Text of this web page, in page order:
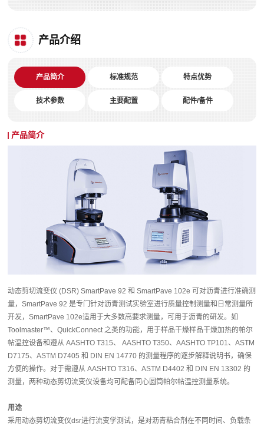
产品介绍
产品简介 标准规范 特点优势
技术参数 主要配置 配件/备件
产品简介
动态剪切流变仪 (DSR) SmartPave 92 和 SmartPave 102e 可对沥青进行准确测
量，SmartPave 92 是专门针对沥青测试实验室进行质量控制测量和日常测量所
开发，SmartPave 102e适用于大多数高要求测量，可用于沥青的研发。如
Toolmaster™、QuickConnect 之类的功能，用于样品干燥样品干燥加热的帕尔
帖温控设备和遵从 AASHTO T315、 AASHTO T350、AASHTO TP101、ASTM
D7175、ASTM D7405 和 DIN EN 14770 的测量程序的逐步解释说明书，确保
方便的操作。对于需遵从 AASHTO T316、ASTM D4402 和 DIN EN 13302 的
测量，两种动态剪切流变仪设备均可配备同心圆筒帕尔帖温控测量系统。
用途
采用动态剪切流变仪dsr进行流变学测试，是对沥青粘合剂在不同时间、负载条